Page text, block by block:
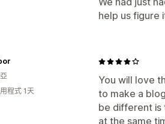
help us figure
You will love
to make a
be different is
at the same
程式 1天